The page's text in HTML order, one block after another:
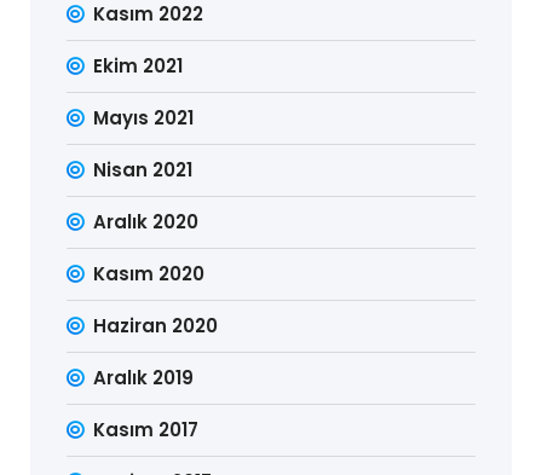
Kasım 2022
Ekim 2021
Mayıs 2021
Nisan 2021
Aralık 2020
Kasım 2020
Haziran 2020
Aralık 2019
Kasım 2017